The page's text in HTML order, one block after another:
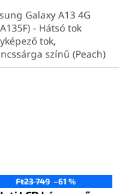
Galaxy A13 4G
- Hátsó tok
tok,
színű (Peach)
Ft23 749 –61 %